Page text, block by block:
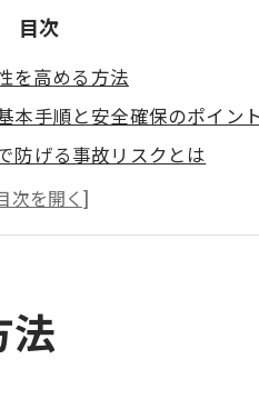
目次
を高める方法
本手順と安全確保のポイント
防げる事故リスクとは
すべき安全装備の選び方
清掃が安全性に与える影響
械清掃の質を高める理由
コツを解説
法